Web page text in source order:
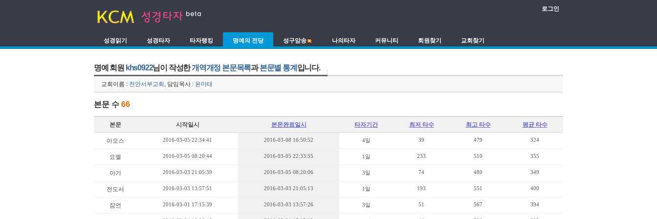
로그인
성경읽기 성경타자 타자랭킹 명예의 전당 성구암송 나의타자 커뮤니티 회원찾기 교회찾기
명예 회원 khs0922님이 작성한개역개정 본문목록과본문별 통계 입니다.
교회이름 : 천안서부교회 , 담임목사 : 윤마태
본문 수 66
본문 시작일시 본몬완료일시 타자기간 최저 타수 최고 타수 평균 타수
아모스 2016-03-05 22:34:41 2016-03-08 16:50:52 4일 39 479 324
요엘 2016-03-05 08:20:44 2016-03-05 22:33:55 1일 233 510 355
아가 2016-03-03 21:05:39 2016-03-05 08:20:06 3일 74 480 349
전도서 2016-03-03 13:57:51 2016-03-03 21:05:13 1일 193 551 400
잠언 2016-03-01 17:15:39 2016-03-03 13:57:26 3일 51 567 394